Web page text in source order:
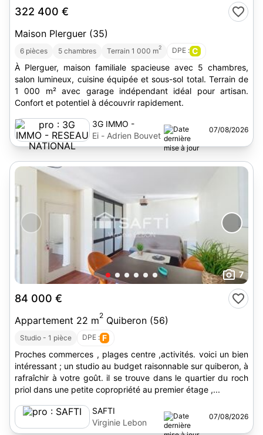
322 400 €
Maison Plerguer (35)
6 pièces 5 chambres Terrain 1 000 m2 DPE : C
À Plerguer, maison familiale spacieuse avec 5 chambres,
salon lumineux, cuisine équipée et sous-sol total. Terrain de
1 000 m² avec garage indépendant idéal pour artisan.
Confort et potentiel à découvrir rapidement.
3G IMMO -
RESEAU
NATIONAL
Ei - Adrien Bouvet
07/08/2026
7
84 000 €
Appartement 22 m2 Quiberon (56)
Studio - 1 pièce DPE : F
Proches commerces , plages centre ,activités. voici un bien
intéressant ; un studio au budget raisonnable sur quiberon, à
rafraîchir à votre goût. il se trouve dans le quartier du roch
priol dans une petite copropriété au premier étage ,...
SAFTI
Virginie Lebon
07/08/2026